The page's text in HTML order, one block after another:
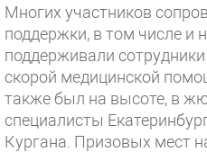
Многих участников
поддержки, в том числе и
поддерживали
скорой медицинской
также был на высоте, в
специалисты
Кургана. Призовых мест